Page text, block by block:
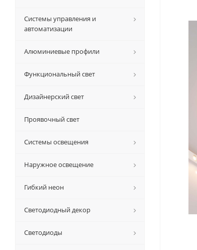
Системы управления и
автоматизации
Алюминиевые профили
Функциональный свет
Дизайнерский свет
Проявочный свет
Системы освещения
Наружное освещение
Гибкий неон
Светодиодный декор
Светодиоды